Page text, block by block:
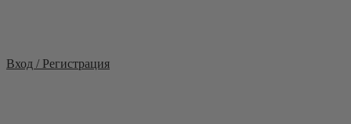
Вход / Регистрация